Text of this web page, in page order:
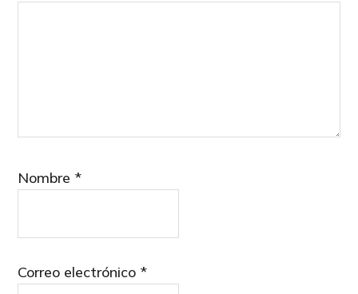
Nombre *
Correo electrónico *